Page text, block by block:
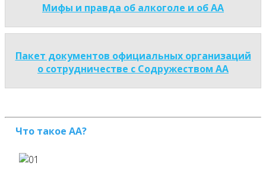
Мифы и правда об алкоголе и об АА
Пакет документов официальных организаций
о сотрудничестве с Содружеством АА
Что такое АА?